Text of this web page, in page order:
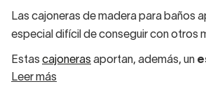
Las cajoneras de madera para baños
especial difícil de conseguir con otros
Estas cajoneras aportan, además, un
almacenaje
Leer más